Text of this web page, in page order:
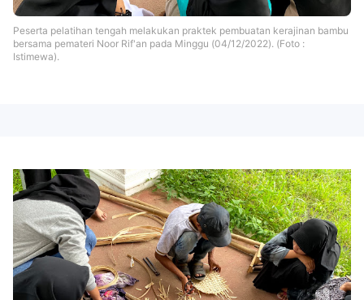
Peserta pelatihan tengah melakukan praktek pembuatan kerajinan bambu
bersama pemateri Noor Rif'an pada Minggu (04/12/2022). (Foto :
Istimewa).